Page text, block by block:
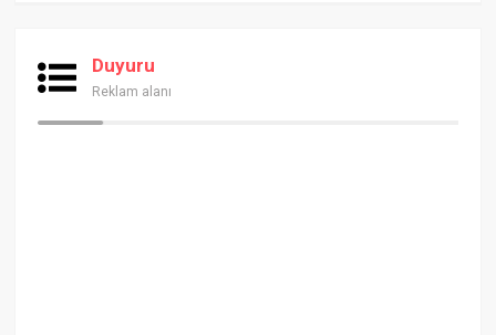
Duyuru
Reklam alanı